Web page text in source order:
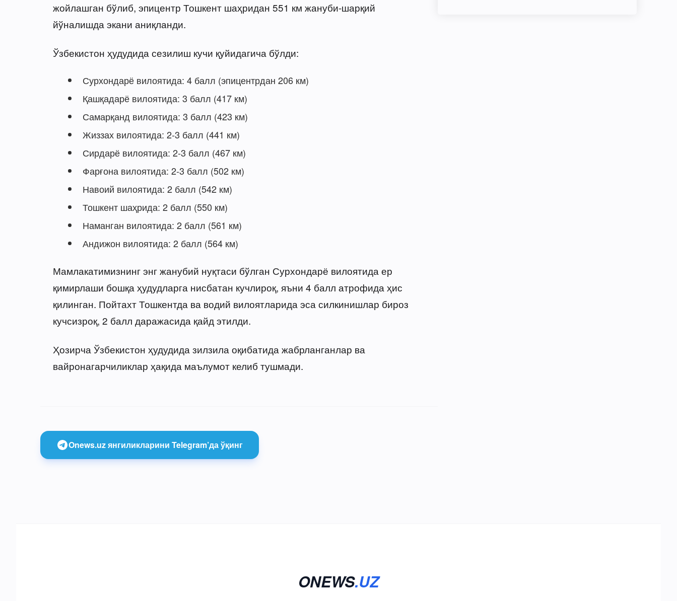
жойлашган бўлиб, эпицентр Тошкент шаҳридан 551 км жануби-шарқий
йўналишда экани аниқланди.
Ўзбекистон ҳудудида сезилиш кучи қуйидагича бўлди:
Сурхондарё вилоятида: 4 балл (эпицентрдан 206 км)
Қашқадарё вилоятида: 3 балл (417 км)
Самарқанд вилоятида: 3 балл (423 км)
Жиззах вилоятида: 2-3 балл (441 км)
Сирдарё вилоятида: 2-3 балл (467 км)
Фарғона вилоятида: 2-3 балл (502 км)
Навоий вилоятида: 2 балл (542 км)
Тошкент шаҳрида: 2 балл (550 км)
Наманган вилоятида: 2 балл (561 км)
Андижон вилоятида: 2 балл (564 км)
Мамлакатимизнинг энг жанубий нуқтаси бўлган Сурхондарё вилоятида ер
қимирлаши бошқа ҳудудларга нисбатан кучлироқ, яъни 4 балл атрофида ҳис
қилинган. Пойтахт Тошкентда ва водий вилоятларида эса силкинишлар бироз
кучсизроқ, 2 балл даражасида қайд этилди.
Ҳозирча Ўзбекистон ҳудудида зилзила оқибатида жабрланганлар ва
вайронагарчиликлар ҳақида маълумот келиб тушмади.
Onews.uz янгиликларини Telegram’да ўқинг
ONEWS.UZ